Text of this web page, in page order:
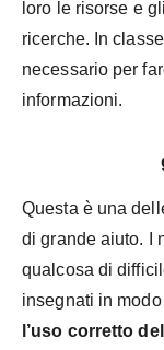
loro le risorse e
ricerche. In
necessario per
informazioni.
Questa è una
di grande aiuto. I
qualcosa di
insegnati in
l’uso corretto